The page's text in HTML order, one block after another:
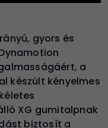
gyors és
a
készült kényelmes
XG gumitalpnak
biztosít a